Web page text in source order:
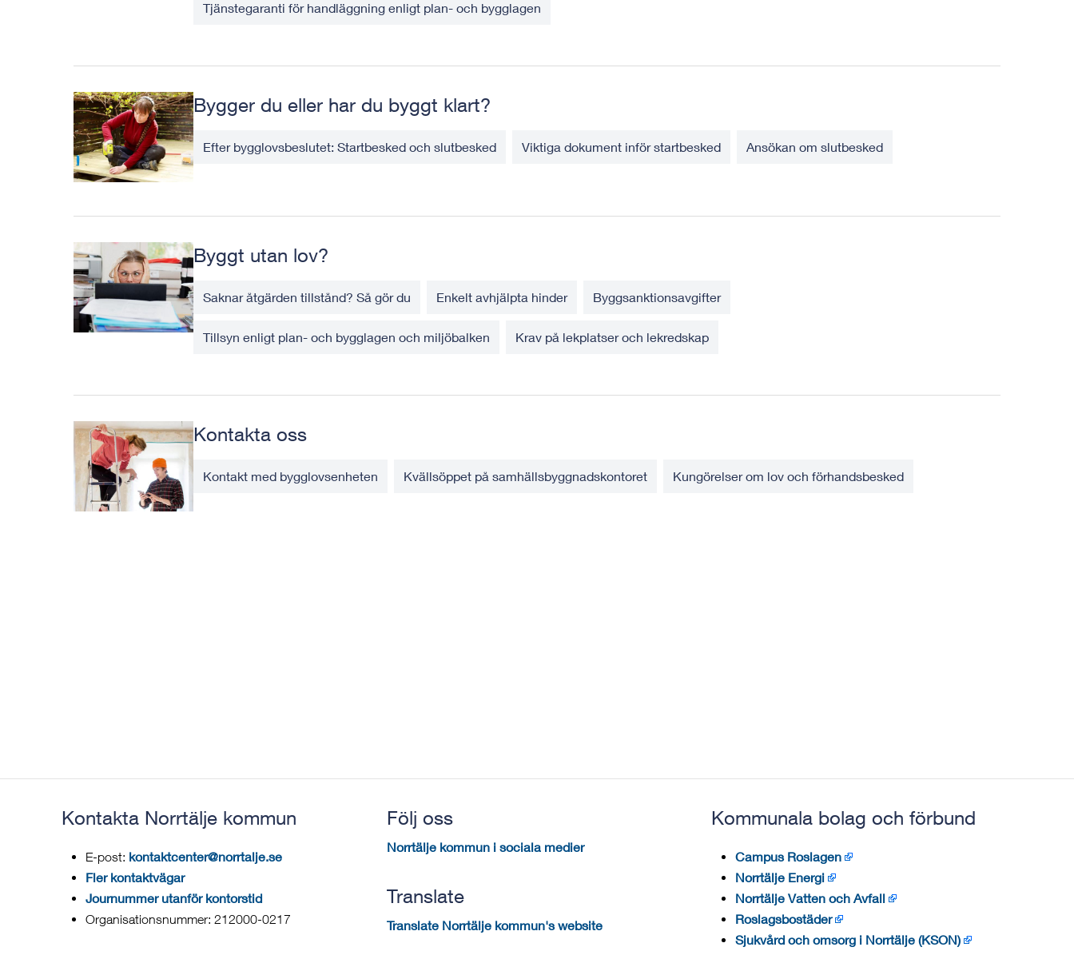
Tjänstegaranti för handläggning enligt plan- och bygglagen
Bygger du eller har du byggt klart?
Efter bygglovsbeslutet: Startbesked och slutbesked Viktiga dokument inför startbesked Ansökan om slutbesked
Byggt utan lov?
Saknar åtgärden tillstånd? Så gör du Enkelt avhjälpta hinder Byggsanktionsavgifter
Tillsyn enligt plan- och bygglagen och miljöbalken Krav på lekplatser och lekredskap
Kontakta oss
Kontakt med bygglovsenheten Kvällsöppet på samhällsbyggnadskontoret Kungörelser om lov och förhandsbesked
Kontakta Norrtälje kommun
E-post: kontaktcenter@norrtalje.se
Fler kontaktvägar
Journummer utanför kontorstid
Organisationsnummer: 212000-0217
Följ oss
Norrtälje kommun i sociala medier
Translate
Translate Norrtälje kommun's website
Kommunala bolag och förbund
Campus Roslagen
Norrtälje Energi
Norrtälje Vatten och Avfall
Roslagsbostäder
Sjukvård och omsorg i Norrtälje (KSON)